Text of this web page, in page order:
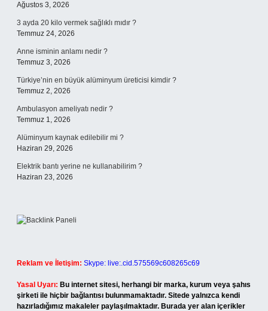
Ağustos 3, 2026
3 ayda 20 kilo vermek sağlıklı mıdır ?
Temmuz 24, 2026
Anne isminin anlamı nedir ?
Temmuz 3, 2026
Türkiye’nin en büyük alüminyum üreticisi kimdir ?
Temmuz 2, 2026
Ambulasyon ameliyatı nedir ?
Temmuz 1, 2026
Alüminyum kaynak edilebilir mi ?
Haziran 29, 2026
Elektrik bantı yerine ne kullanabilirim ?
Haziran 23, 2026
Reklam ve İletişim: Skype: live:.cid.575569c608265c69
Yasal Uyarı: Bu internet sitesi, herhangi bir marka, kurum veya şahıs
şirketi ile hiçbir bağlantısı bulunmamaktadır. Sitede yalnızca kendi
hazırladığımız makaleler paylaşılmaktadır. Burada yer alan içerikler